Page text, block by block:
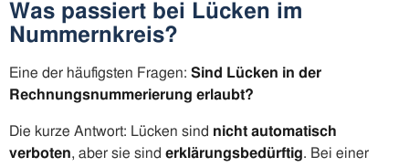
Was passiert bei Lücken im
Nummernkreis?
Eine der häufigsten Fragen: Sind Lücken in der
Rechnungsnummerierung erlaubt?
Die kurze Antwort: Lücken sind nicht automatisch
verboten, aber sie sind erklärungsbedürftig. Bei einer